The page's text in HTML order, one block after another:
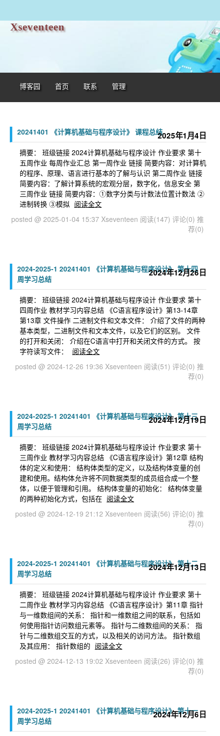
Xseventeen
博客园 首页 联系 管理
2025年1月4日
20241401 《计算机基础与程序设计》 课程总结
摘要： 班级链接 2024计算机基础与程序设计 作业要求 第十
五周作业 每周作业汇总 第一周作业 链接 简要内容：对计算机
的程序、原理、语言进行基本的了解与认识 第二周作业 链接
简要内容：了解计算系统的宏观分层，数字化，信息安全 第
三周作业 链接 简要内容：①数字分类与计数法位置计数法 ②
进制转换 ③模拟 阅读全文
posted @ 2025-01-04 15:37 Xseventeen 阅读(147) 评论(0) 推
荐(0)
2024年12月26日
2024-2025-1 20241401 《计算机基础与程序设计》 第十四
周学习总结
摘要： 班级链接 2024计算机基础与程序设计 作业要求 第十
四周作业 教材学习内容总结 《C语言程序设计》第13-14章
第13章 文件操作 二进制文件和文本文件： 介绍了文件的两种
基本类型，二进制文件和文本文件，以及它们的区别。 文件
的打开和关闭： 介绍在C语言中打开和关闭文件的方式。 按
字符读写文件：
阅读全文
posted @ 2024-12-26 19:36 Xseventeen 阅读(51) 评论(0) 推
荐(0)
2024年12月19日
2024-2025-1 20241401 《计算机基础与程序设计》 第十三
周学习总结
摘要： 班级链接 2024计算机基础与程序设计 作业要求 第十
三周作业 教材学习内容总结 《C语言程序设计》第12章 结构
体的定义和使用： 结构体类型的定义，以及结构体变量的创
建和使用。结构体允许将不同数据类型的成员组合成一个整
体，以便于管理和引用。 结构体变量的初始化： 结构体变量
的两种初始化方式，包括在 阅读全文
posted @ 2024-12-19 21:12 Xseventeen 阅读(56) 评论(0) 推
荐(0)
2024年12月13日
2024-2025-1 20241401 《计算机基础与程序设计》 第十二
周学习总结
摘要： 班级链接 2024计算机基础与程序设计 作业要求 第十
二周作业 教材学习内容总结 《C语言程序设计》第11章 指针
与一维数组间的关系： 指针和一维数组之间的联系，包括如
何使用指针访问数组元素等。 指针与二维数组间的关系： 指
针与二维数组交互的方式，以及相关的访问方法。 指针数组
及其应用： 指针数组的 阅读全文
posted @ 2024-12-13 19:02 Xseventeen 阅读(26) 评论(0) 推
荐(0)
2024年12月6日
2024-2025-1 20241401 《计算机基础与程序设计》 第十一
周学习总结